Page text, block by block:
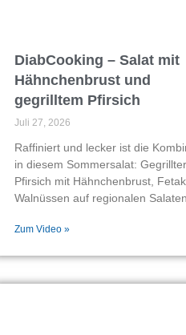
DiabCooking – Salat mit
Hähnchenbrust und
gegrilltem Pfirsich
Juli 27, 2026
Raffiniert und lecker ist die
in diesem Sommersalat: Gegrillter
Pfirsich mit Hähnchenbrust,
Walnüssen auf regionalen Salaten.
Zum Video »